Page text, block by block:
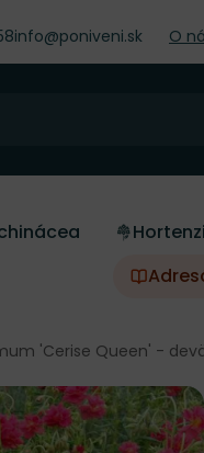
info@poniveni.sk O
'Cerise Queen' -